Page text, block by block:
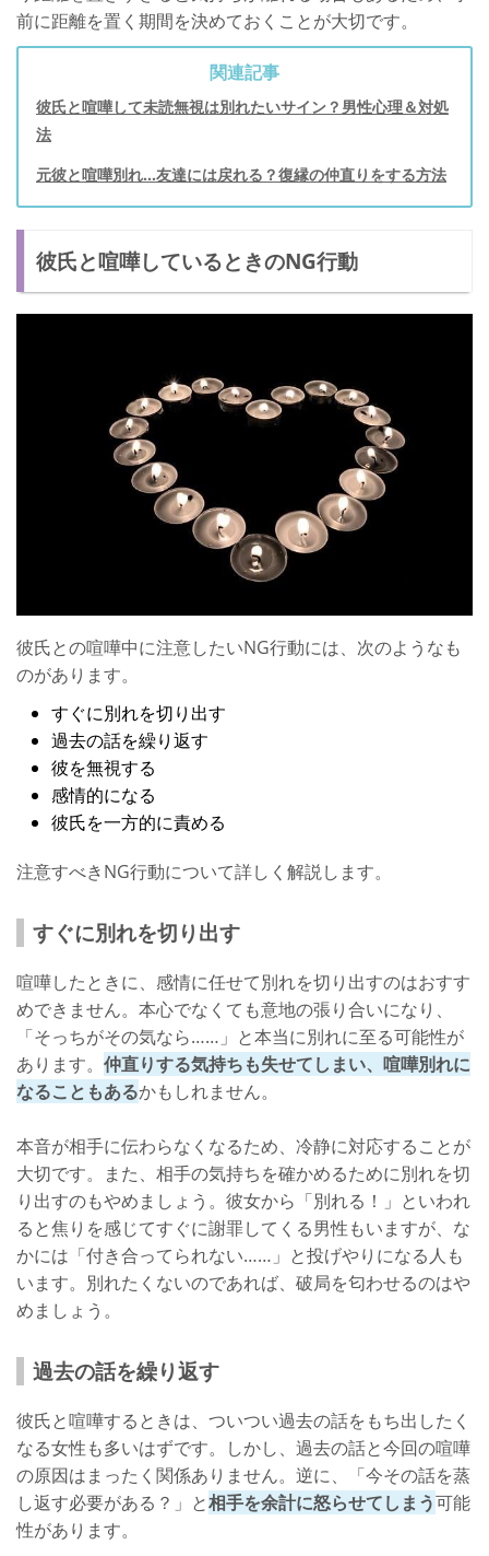
前に距離を置く期間を決めておくことが大切です。
関連記事
彼氏と喧嘩して未読無視は別れたいサイン？男性心理＆対処
法
元彼と喧嘩別れ…友達には戻れる？復縁の仲直りをする方法
彼氏と喧嘩しているときのNG行動
彼氏との喧嘩中に注意したいNG行動には、次のようなも
のがあります。
すぐに別れを切り出す
過去の話を繰り返す
彼を無視する
感情的になる
彼氏を一方的に責める
注意すべきNG行動について詳しく解説します。
すぐに別れを切り出す
喧嘩したときに、感情に任せて別れを切り出すのはおすす
めできません。本心でなくても意地の張り合いになり、
「そっちがその気なら……」と本当に別れに至る可能性が
あります。 仲直りする気持ちも失せてしまい、喧嘩別れに
なることもあるかもしれません。
本音が相手に伝わらなくなるため、冷静に対応することが
大切です。また、相手の気持ちを確かめるために別れを切
り出すのもやめましょう。彼女から「別れる！」といわれ
ると焦りを感じてすぐに謝罪してくる男性もいますが、な
かには「付き合ってられない……」と投げやりになる人も
います。別れたくないのであれば、破局を匂わせるのはや
めましょう。
過去の話を繰り返す
彼氏と喧嘩するときは、ついつい過去の話をもち出したく
なる女性も多いはずです。しかし、過去の話と今回の喧嘩
の原因はまったく関係ありません。逆に、「今その話を蒸
し返す必要がある？」と相手を余計に怒らせてしまう可能
性があります。